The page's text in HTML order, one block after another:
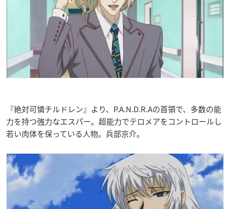
『絶対可憐チルドレン』より、P.A.N.D.R.Aの首領で、多数の能
力を持つ強力なエスパー。超能力でテロメアをコントロールし
若い肉体を保っている人物。兵部京介。